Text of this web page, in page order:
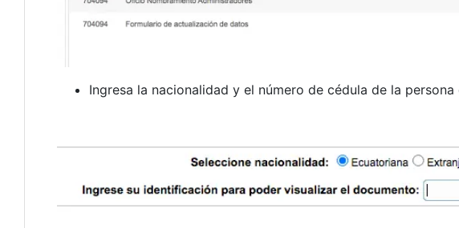
Ingresa la nacionalidad y el número de cédula de la